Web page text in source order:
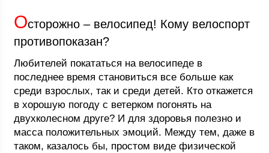
Осторожно – велосипед! Кому велоспорт
противопоказан?
Любителей покататься на велосипеде в
последнее время становиться все больше как
среди взрослых, так и среди детей. Кто откажется
в хорошую погоду с ветерком погонять на
двухколесном друге? И для здоровья полезно и
масса положительных эмоций. Между тем, даже в
таком, казалось бы, простом виде физической